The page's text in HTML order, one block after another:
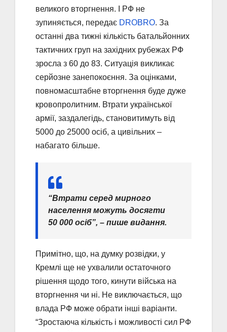
великого вторгнення. І РФ не
зупиняється, передає DROBRO. За
останні два тижні кількість батальйонних
тактичних груп на західних рубежах РФ
зросла з 60 до 83. Ситуація викликає
серйозне занепокоєння. За оцінками,
повномасштабне вторгнення буде дуже
кровопролитним. Втрати української
армії, заздалегідь, становитимуть від
5000 до 25000 осіб, а цивільних –
набагато більше.
“Втрати серед мирного
населення можуть досягти
50 000 осіб”, – пише видання.
Примітно, що, на думку розвідки, у
Кремлі ще не ухвалили остаточного
рішення щодо того, кинути війська на
вторгнення чи ні. Не виключається, що
влада РФ може обрати інші варіанти.
“Зростаюча кількість і можливості сил РФ